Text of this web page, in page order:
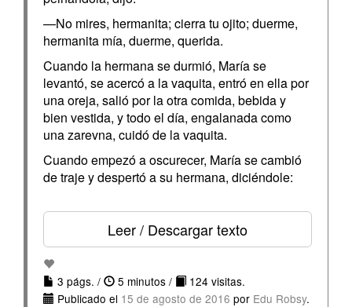
—No mires, hermanita; cierra tu ojito; duerme,
hermanita mía, duerme, querida.
Cuando la hermana se durmió, María se
levantó, se acercó a la vaquita, entró en ella por
una oreja, salió por la otra comida, bebida y
bien vestida, y todo el día, engalanada como
una zarevna, cuidó de la vaquita.
Cuando empezó a oscurecer, María se cambió
de traje y despertó a su hermana, diciéndole:
Leer / Descargar texto
3 págs. / 5 minutos /
124 visitas.
Publicado el 15 de agosto de 2016 por Edu Robsy.